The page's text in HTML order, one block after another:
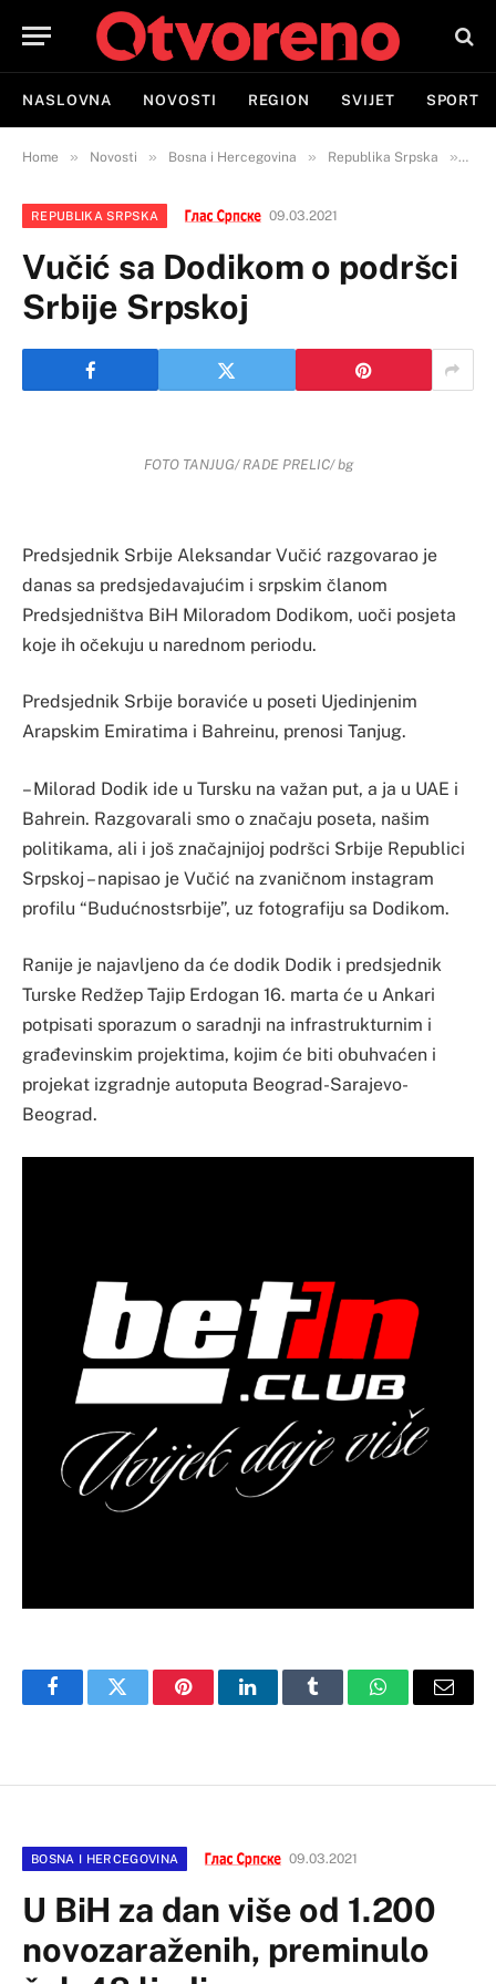
NASLOVNA NOVOSTI REGION SVIJET SPORT
Home » Novosti » Bosna i Hercegovina » Republika Srpska »
REPUBLIKA SRPSKA 09.03.2021
Vučić sa Dodikom o podršci
Srbije Srpskoj
FOTO TANJUG/ RADE PRELIC/ bg
Predsjednik Srbije Aleksandar Vučić razgovarao je
danas sa predsjedavajućim i srpskim članom
Predsjedništva BiH Miloradom Dodikom, uoči posjeta
koje ih očekuju u narednom periodu.
Predsjednik Srbije boraviće u poseti Ujedinjenim
Arapskim Emiratima i Bahreinu, prenosi Tanjug.
– Milorad Dodik ide u Tursku na važan put, a ja u UAE i
Bahrein. Razgovarali smo o značaju poseta, našim
politikama, ali i još značajnijoj podršci Srbije Republici
Srpskoj – napisao je Vučić na zvaničnom instagram
profilu “Budućnostsrbije”, uz fotografiju sa Dodikom.
Ranije je najavljeno da će dodik Dodik i predsjednik
Turske Redžep Tajip Erdogan 16. marta će u Ankari
potpisati sporazum o saradnji na infrastrukturnim i
građevinskim projektima, kojim će biti obuhvaćen i
projekat izgradnje autoputa Beograd-Sarajevo-
Beograd.
FacebookTwitter PinterestLinkedInTumblr WhatsAppEmail
BOSNA I HERCEGOVINA 09.03.2021
U BiH za dan više od 1.200
novozaraženih, preminulo